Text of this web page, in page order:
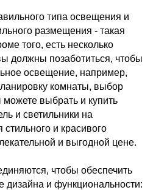
типа освещения и
размещения - такая
того, есть несколько
должны позаботиться, чтобы
освещение, например,
комнаты, выбор
выбрать и купить
и светильники на
стильного и красивого
и выгодной цене.
чтобы обеспечить
дизайна и функциональности: